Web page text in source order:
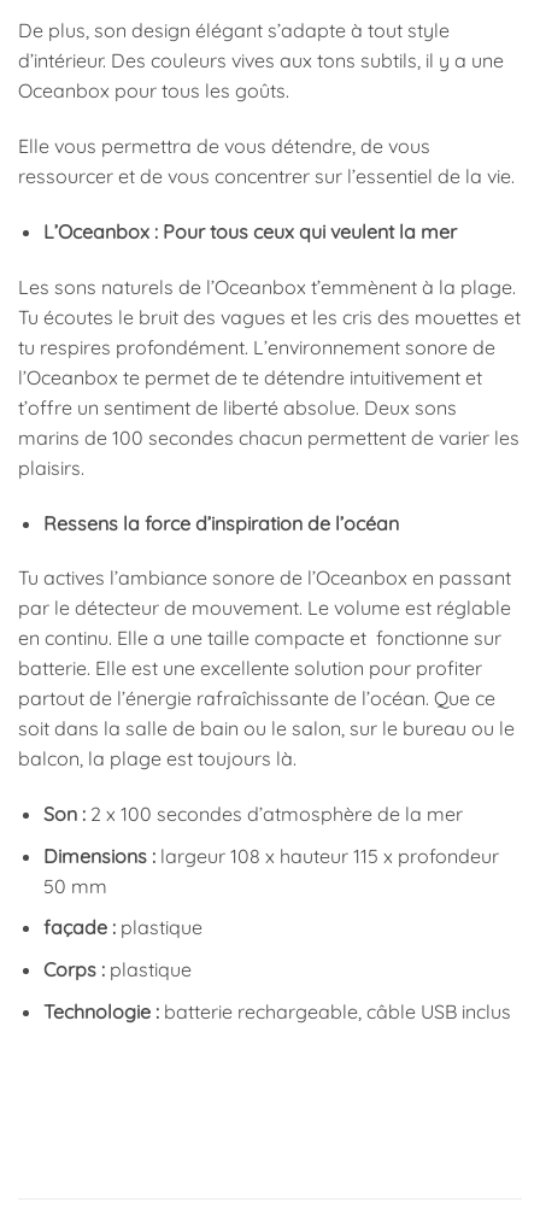
De plus, son design élégant s’adapte à tout style
d’intérieur. Des couleurs vives aux tons subtils, il y a une
Oceanbox pour tous les goûts.
Elle vous permettra de vous détendre, de vous
ressourcer et de vous concentrer sur l’essentiel de la vie.
L’Oceanbox : Pour tous ceux qui veulent la mer
Les sons naturels de l’Oceanbox t’emmènent à la plage.
Tu écoutes le bruit des vagues et les cris des mouettes et
tu respires profondément. L’environnement sonore de
l’Oceanbox te permet de te détendre intuitivement et
t’offre un sentiment de liberté absolue. Deux sons
marins de 100 secondes chacun permettent de varier les
plaisirs.
Ressens la force d’inspiration de l’océan
Tu actives l’ambiance sonore de l’Oceanbox en passant
par le détecteur de mouvement. Le volume est réglable
en continu. Elle a une taille compacte et fonctionne sur
batterie. Elle est une excellente solution pour profiter
partout de l’énergie rafraîchissante de l’océan. Que ce
soit dans la salle de bain ou le salon, sur le bureau ou le
balcon, la plage est toujours là.
Son :2 x 100 secondes d’atmosphère de la mer
Dimensions :largeur 108 x hauteur 115 x profondeur
50 mm
façade :plastique
Corps :plastique
Technologie :batterie rechargeable, câble USB inclus